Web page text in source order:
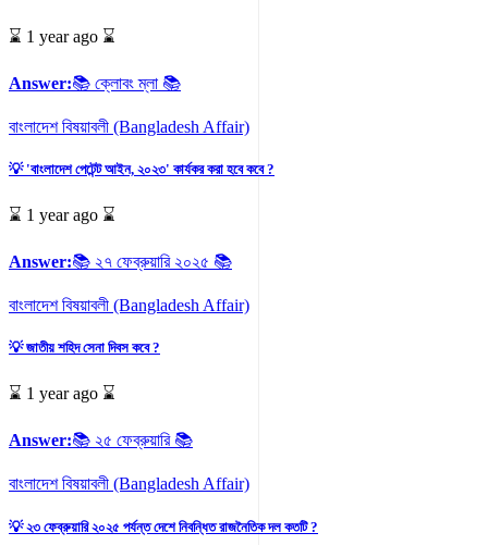
⌛ 1 year ago ⌛
Answer:📚 ক্লোবং ম্লা 📚
বাংলাদেশ বিষয়াবলী (Bangladesh Affair)
💡 'বাংলাদেশ পেটেন্ট আইন, ২০২৩' কার্যকর করা হবে কবে ?
⌛ 1 year ago ⌛
Answer:📚 ২৭ ফেব্রুয়ারি ২০২৫ 📚
বাংলাদেশ বিষয়াবলী (Bangladesh Affair)
💡 জাতীয় শহিদ সেনা দিবস কবে ?
⌛ 1 year ago ⌛
Answer:📚 ২৫ ফেব্রুয়ারি 📚
বাংলাদেশ বিষয়াবলী (Bangladesh Affair)
💡 ২৩ ফেব্রুয়ারি ২০২৫ পর্যন্ত দেশে নিবন্ধিত রাজনৈতিক দল কতটি ?